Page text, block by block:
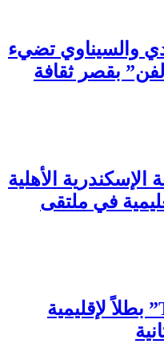
والسيناوي تضيء
بقصر ثقافة
الأهلية
في ملتقى
بالعلامة الكاملة.. “Triton” بطلاً لإقليمية